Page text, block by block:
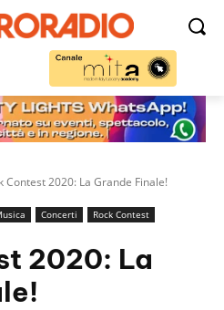
Contest 2020: La Grande Finale!
Concerti Rock Contest
2020: La